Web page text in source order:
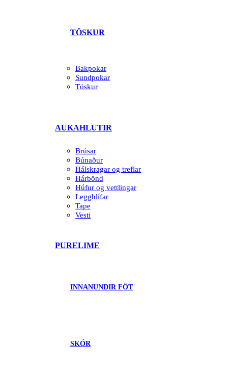
TÖSKUR
Bakpokar
Sundpokar
Töskur
AUKAHLUTIR
Brúsar
Búnaður
Hálskragar og treflar
Hárbönd
Húfur og vettlingar
Legghlífar
Tape
Vesti
PURELIME
INNANUNDIR FÖT
SKÓR